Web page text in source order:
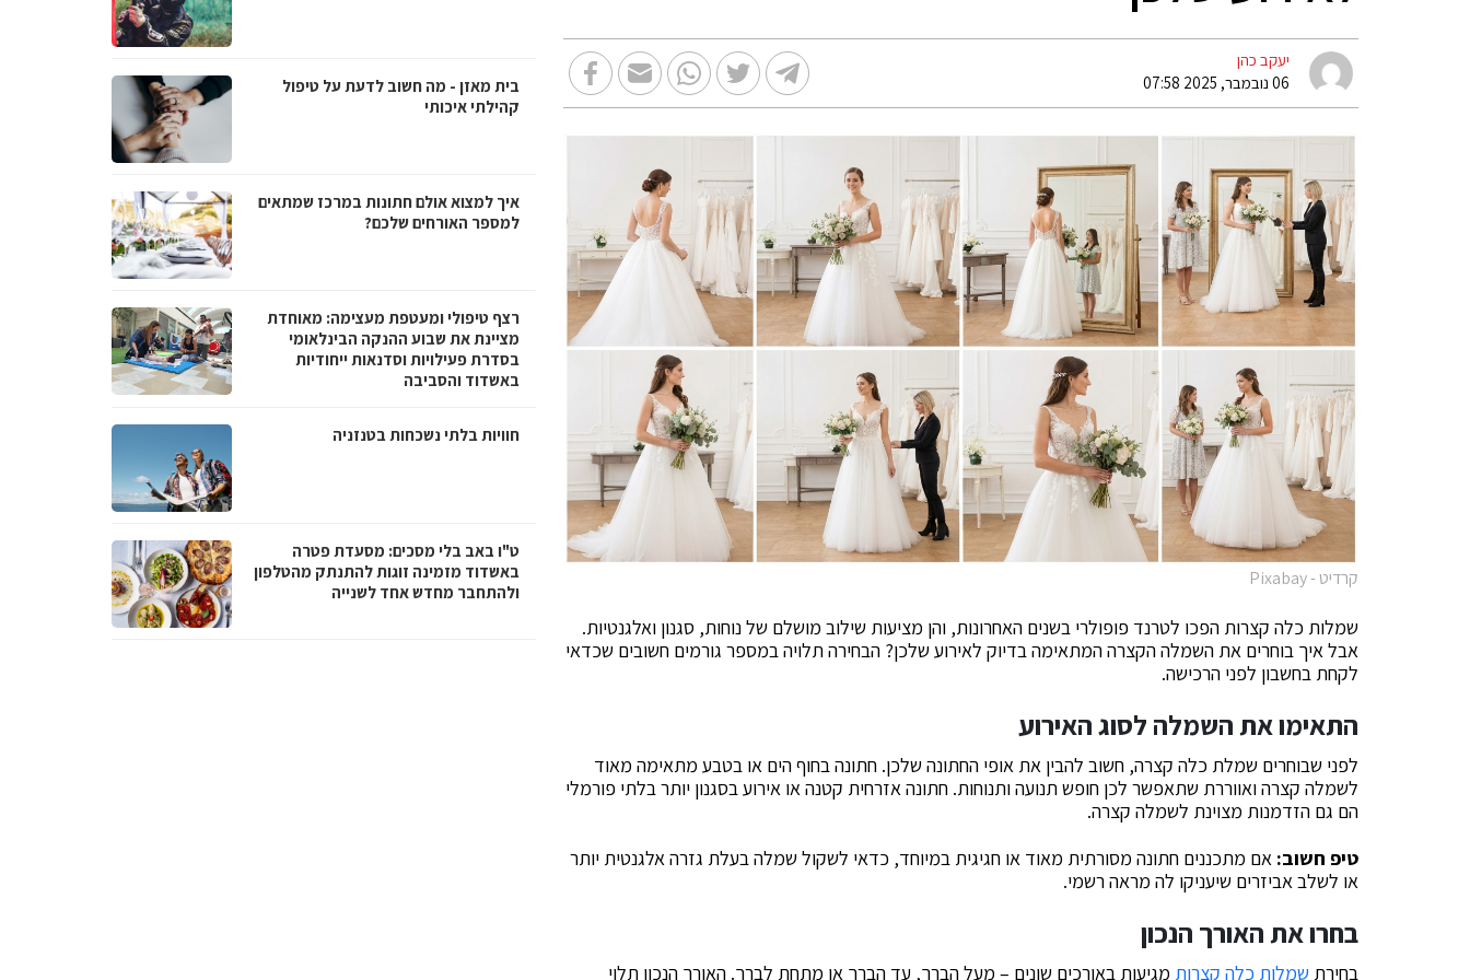
יעקב כהן
06 נובמבר, 2025 07:58
קרדיט - Pixabay
שמלות כלה קצרות הפכו לטרנד פופולרי בשנים האחרונות, והן מציעות שילוב מושלם של נוחות, סגנון ואלגנטיות.
אבל איך בוחרים את השמלה הקצרה המתאימה בדיוק לאירוע שלכן? הבחירה תלויה במספר גורמים חשובים שכדאי
לקחת בחשבון לפני הרכישה.
התאימו את השמלה לסוג האירוע
לפני שבוחרים שמלת כלה קצרה, חשוב להבין את אופי החתונה שלכן. חתונה בחוף הים או בטבע מתאימה מאוד
לשמלה קצרה ואווררת שתאפשר לכן חופש תנועה ותנוחות. חתונה אזרחית קטנה או אירוע בסגנון יותר בלתי פורמלי
הם גם הזדמנות מצוינת לשמלה קצרה.
טיפ חשוב: אם מתכננים חתונה מסורתית מאוד או חגיגית במיוחד, כדאי לשקול שמלה בעלת גזרה אלגנטית יותר
או לשלב אביזרים שיעניקו לה מראה רשמי.
בחרו את האורך הנכון
בחירת שמלות כלה קצרות מגיעות באורכים שונים – מעל הברך, עד הברך או מתחת לברך. האורך הנכון תלוי
בית מאזן - מה חשוב לדעת על טיפול
קהילתי איכותי
איך למצוא אולם חתונות במרכז שמתאים
למספר האורחים שלכם?
רצף טיפולי ומעטפת מעצימה: מאוחדת
מציינת את שבוע ההנקה הבינלאומי
בסדרת פעילויות וסדנאות ייחודיות
באשדוד והסביבה
חוויות בלתי נשכחות בטנזניה
ט"ו באב בלי מסכים: מסעדת פטרה
באשדוד מזמינה זוגות להתנתק מהטלפון
ולהתחבר מחדש אחד לשנייה